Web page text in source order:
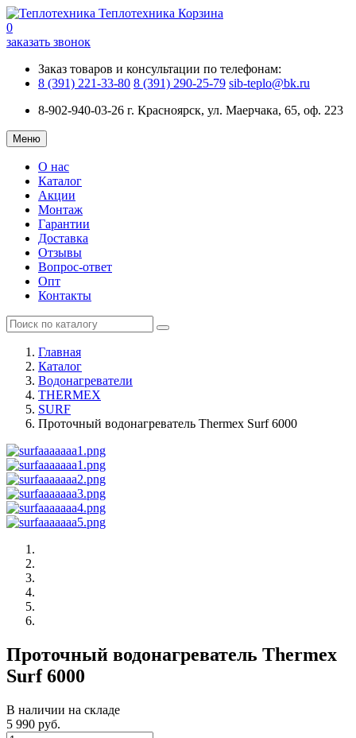
Теплотехника Корзина
0
заказать звонок
Заказ товаров и консультации по телефонам:
8 (391) 221-33-80 8 (391) 290-25-79 sib-teplo@bk.ru
8-902-940-03-26 г. Красноярск, ул. Маерчака, 65, оф. 223
Меню
О нас
Каталог
Акции
Монтаж
Гарантии
Доставка
Отзывы
Вопрос-ответ
Опт
Контакты
Главная
Каталог
Водонагреватели
THERMEX
SURF
Проточный водонагреватель Thermex Surf 6000
Проточный водонагреватель Thermex
Surf 6000
В наличии на складе
5 990 руб.